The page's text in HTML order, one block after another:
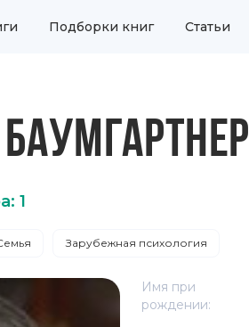
Подборки книг Статьи
1
Зарубежная психология
Имя при
рождении: